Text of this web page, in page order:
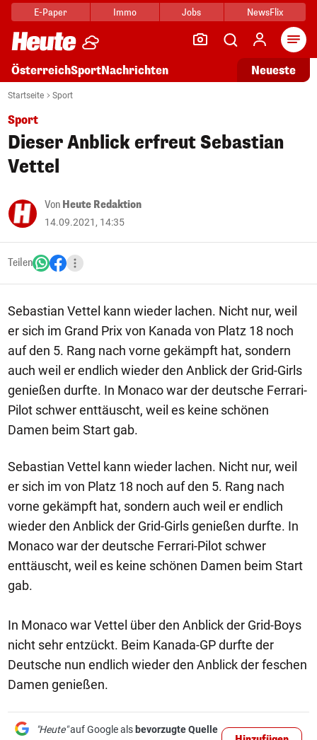
E-Paper Immo Jobs NewsFlix
ÖsterreichSportNachrichten Neueste
Startseite Sport
Sport
Dieser Anblick erfreut Sebastian
Vettel
Von Heute Redaktion
14.09.2021, 14:35
Teilen
Sebastian Vettel kann wieder lachen. Nicht nur, weil
er sich im Grand Prix von Kanada von Platz 18 noch
auf den 5. Rang nach vorne gekämpft hat, sondern
auch weil er endlich wieder den Anblick der Grid-Girls
genießen durfte. In Monaco war der deutsche Ferrari-
Pilot schwer enttäuscht, weil es keine schönen
Damen beim Start gab.
Sebastian Vettel kann wieder lachen. Nicht nur, weil
er sich im von Platz 18 noch auf den 5. Rang nach
vorne gekämpft hat, sondern auch weil er endlich
wieder den Anblick der Grid-Girls genießen durfte. In
Monaco war der deutsche Ferrari-Pilot schwer
enttäuscht, weil es keine schönen Damen beim Start
gab.
In Monaco war Vettel über den Anblick der Grid-Boys
nicht sehr entzückt. Beim Kanada-GP durfte der
Deutsche nun endlich wieder den Anblick der feschen
Damen genießen.
"Heute"auf Google als bevorzugte Quelle